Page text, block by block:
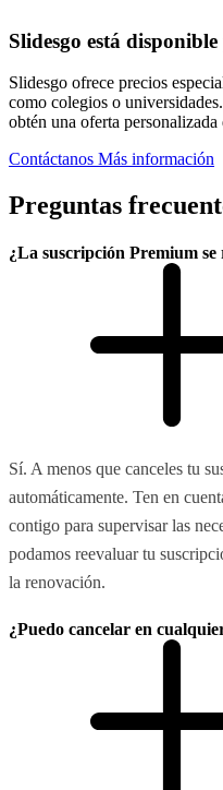
Slidesgo está
Slidesgo ofrece precios
como colegios o
obtén una oferta personalizada
Contáctanos Más información
Preguntas
¿La suscripción Premium
Sí. A menos que canceles tu
automáticamente. Ten en
contigo para supervisar las
podamos reevaluar tu
la renovación.
¿Puedo cancelar en